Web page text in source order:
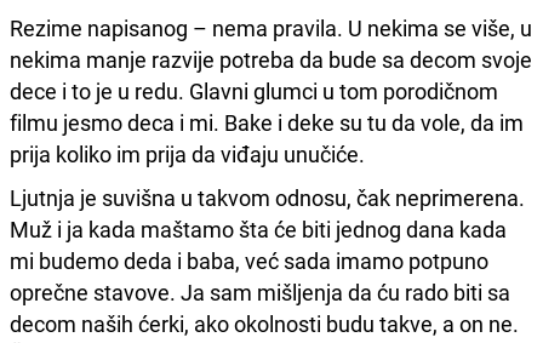
Rezime napisanog – nema pravila. U nekima se više, u
nekima manje razvije potreba da bude sa decom svoje
dece i to je u redu. Glavni glumci u tom porodičnom
filmu jesmo deca i mi. Bake i deke su tu da vole, da im
prija koliko im prija da viđaju unučiće.
Ljutnja je suvišna u takvom odnosu, čak neprimerena.
Muž i ja kada maštamo šta će biti jednog dana kada
mi budemo deda i baba, već sada imamo potpuno
oprečne stavove. Ja sam mišljenja da ću rado biti sa
decom naših ćerki, ako okolnosti budu takve, a on ne.